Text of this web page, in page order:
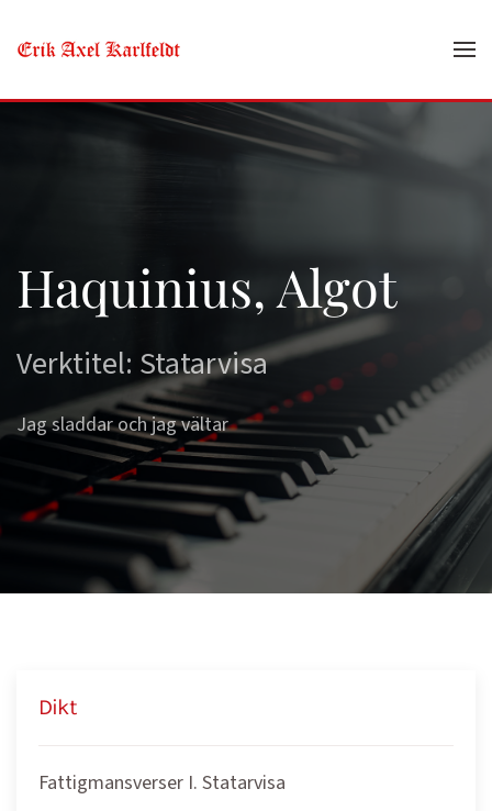
Skip to main content
Haquinius, Algot
Verktitel: Statarvisa
Jag sladdar och jag vältar
Dikt
Fattigmansverser I. Statarvisa